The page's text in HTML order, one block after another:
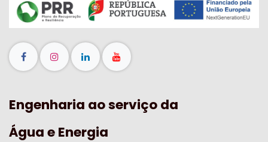
Engenharia ao serviço da
Água e Energia